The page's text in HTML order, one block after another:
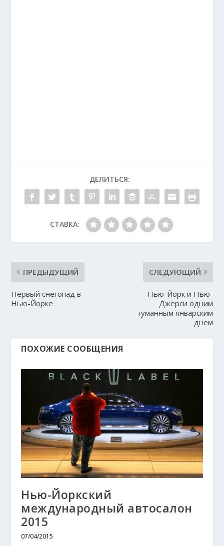
ДЕЛИТЬСЯ:
СТАВКА:
ПРЕДЫДУЩИЙ
Первый снегопад в
Нью-Йорке
СЛЕДУЮЩИЙ
Нью-Йорк и Нью-
Джерси одним
туманным январским
днем
ПОХОЖИЕ СООБЩЕНИЯ
Нью-Йоркский
международный автосалон
2015
07/04/2015